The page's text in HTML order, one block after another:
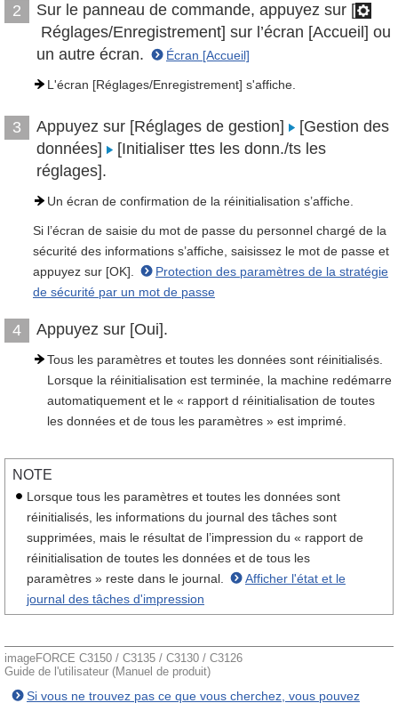
2
Sur le panneau de commande, appuyez sur [
Réglages/Enregistrement] sur l’écran [Accueil] ou
un autre écran.
Écran [Accueil]
L'écran [Réglages/Enregistrement] s'affiche.
3 Appuyez sur [Réglages de gestion]
[Gestion des
données]
[Initialiser ttes les donn./ts les
réglages].
Un écran de confirmation de la réinitialisation s’affiche.
Si l’écran de saisie du mot de passe du personnel chargé de la
sécurité des informations s’affiche, saisissez le mot de passe et
appuyez sur [OK].
Protection des paramètres de la stratégie
de sécurité par un mot de passe
4 Appuyez sur [Oui].
Tous les paramètres et toutes les données sont réinitialisés.
Lorsque la réinitialisation est terminée, la machine redémarre
automatiquement et le « rapport d réinitialisation de toutes
les données et de tous les paramètres » est imprimé.
NOTE
Lorsque tous les paramètres et toutes les données sont
réinitialisés, les informations du journal des tâches sont
supprimées, mais le résultat de l’impression du « rapport de
réinitialisation de toutes les données et de tous les
paramètres » reste dans le journal.
Afficher l'état et le
journal des tâches d'impression
imageFORCE C3150 / C3135 / C3130 / C3126
Guide de l'utilisateur (Manuel de produit)
Si vous ne trouvez pas ce que vous cherchez, vous pouvez